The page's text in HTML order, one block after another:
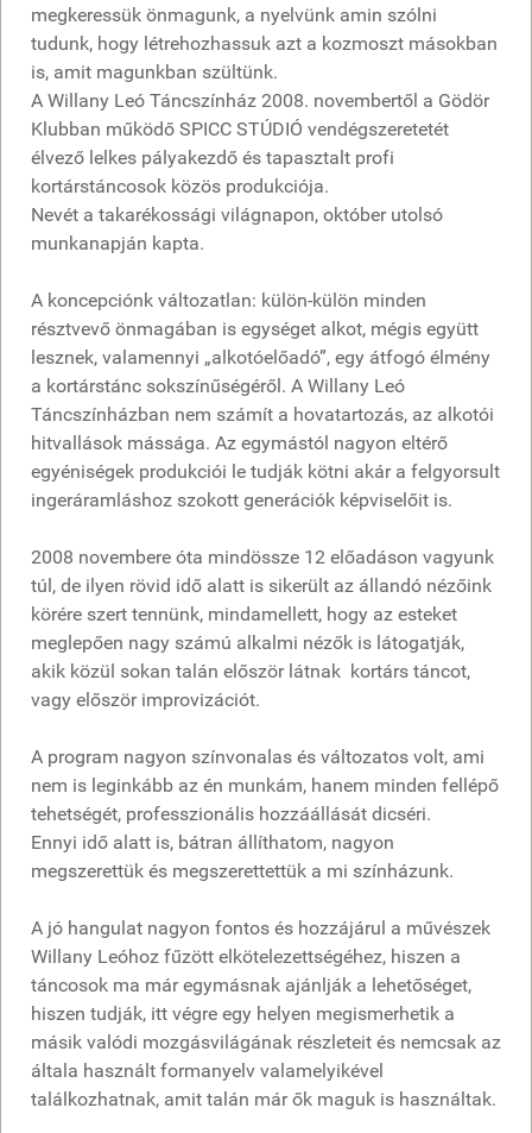
megkeressük önmagunk, a nyelvünk amin szólni
tudunk, hogy létrehozhassuk azt a kozmoszt másokban
is, amit magunkban szültünk.
A Willany Leó Táncszínház 2008. novembertől a Gödör
Klubban működő SPICC STÚDIÓ vendégszeretetét
élvező lelkes pályakezdő és tapasztalt profi
kortárstáncosok közös produkciója.
Nevét a takarékossági világnapon, október utolsó
munkanapján kapta.
A koncepciónk változatlan: külön-külön minden
résztvevő önmagában is egységet alkot, mégis együtt
lesznek, valamennyi „alkotóelőadó”, egy átfogó élmény
a kortárstánc sokszínűségéről. A Willany Leó
Táncszínházban nem számít a hovatartozás, az alkotói
hitvallások mássága. Az egymástól nagyon eltérő
egyéniségek produkciói le tudják kötni akár a felgyorsult
ingeráramláshoz szokott generációk képviselőit is.
2008 novembere óta mindössze 12 előadáson vagyunk
túl, de ilyen rövid idő alatt is sikerült az állandó nézőink
körére szert tennünk, mindamellett, hogy az esteket
meglepően nagy számú alkalmi nézők is látogatják,
akik közül sokan talán először látnak kortárs táncot,
vagy először improvizációt.
A program nagyon színvonalas és változatos volt, ami
nem is leginkább az én munkám, hanem minden fellépő
tehetségét, professzionális hozzáállását dicséri.
Ennyi idő alatt is, bátran állíthatom, nagyon
megszerettük és megszerettettük a mi színházunk.
A jó hangulat nagyon fontos és hozzájárul a művészek
Willany Leóhoz fűzött elkötelezettségéhez, hiszen a
táncosok ma már egymásnak ajánlják a lehetőséget,
hiszen tudják, itt végre egy helyen megismerhetik a
másik valódi mozgásvilágának részleteit és nemcsak az
általa használt formanyelv valamelyikével
találkozhatnak, amit talán már ők maguk is használtak.